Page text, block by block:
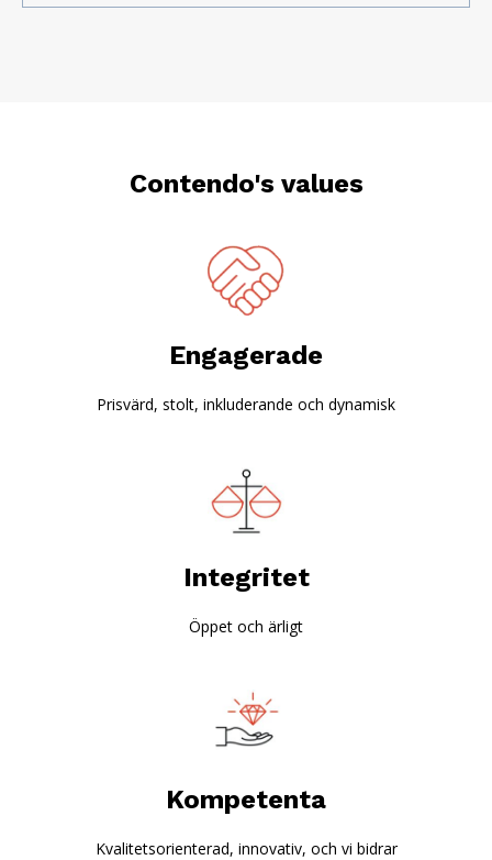
Contendo's values
Engagerade
Prisvärd, stolt, inkluderande och dynamisk
Integritet
Öppet och ärligt
Kompetenta
Kvalitetsorienterad, innovativ, och vi bidrar